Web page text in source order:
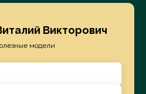
Викторович
модели